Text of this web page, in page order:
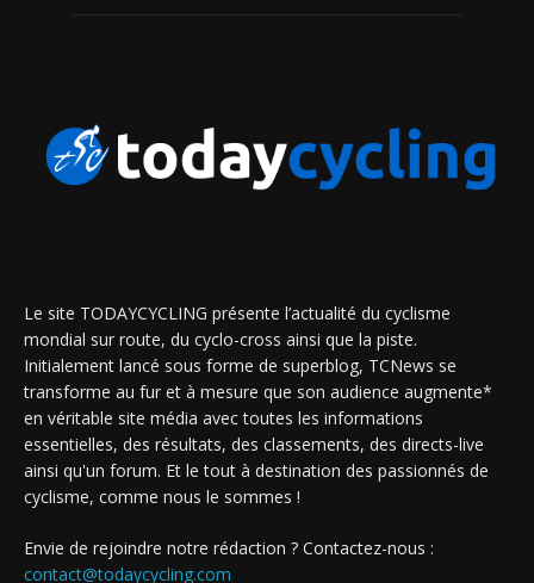
Le site TODAYCYCLING présente l’actualité du cyclisme
mondial sur route, du cyclo-cross ainsi que la piste.
Initialement lancé sous forme de superblog, TCNews se
transforme au fur et à mesure que son audience augmente*
en véritable site média avec toutes les informations
essentielles, des résultats, des classements, des directs-live
ainsi qu'un forum. Et le tout à destination des passionnés de
cyclisme, comme nous le sommes !
Envie de rejoindre notre rédaction ? Contactez-nous :
contact@todaycycling.com